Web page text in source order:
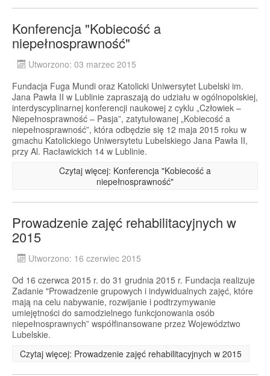
Konferencja "Kobiecość a
niepełnosprawność"
Utworzono: 03 marzec 2015
Fundacja Fuga Mundi oraz Katolicki Uniwersytet Lubelski im.
Jana Pawła II w Lublinie zapraszają do udziału w ogólnopolskiej,
interdyscyplinarnej konferencji naukowej z cyklu „Człowiek –
Niepełnosprawność – Pasja”, zatytułowanej „Kobiecość a
niepełnosprawność”, która odbędzie się 12 maja 2015 roku w
gmachu Katolickiego Uniwersytetu Lubelskiego Jana Pawła II,
przy Al. Racławickich 14 w Lublinie.
Czytaj więcej: Konferencja "Kobiecość a
niepełnosprawność"
Prowadzenie zajęć rehabilitacyjnych w
2015
Utworzono: 16 czerwiec 2015
Od 16 czerwca 2015 r. do 31 grudnia 2015 r. Fundacja realizuje
Zadanie "Prowadzenie grupowych i indywidualnych zajęć, które
mają na celu nabywanie, rozwijanie i podtrzymywanie
umiejętności do samodzielnego funkcjonowania osób
niepełnosprawnych” współfinansowane przez Województwo
Lubelskie.
Czytaj więcej: Prowadzenie zajęć rehabilitacyjnych w 2015